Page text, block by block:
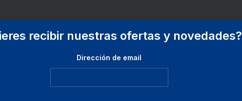
recibir nuestras ofertas y novedades?
Dirección de email